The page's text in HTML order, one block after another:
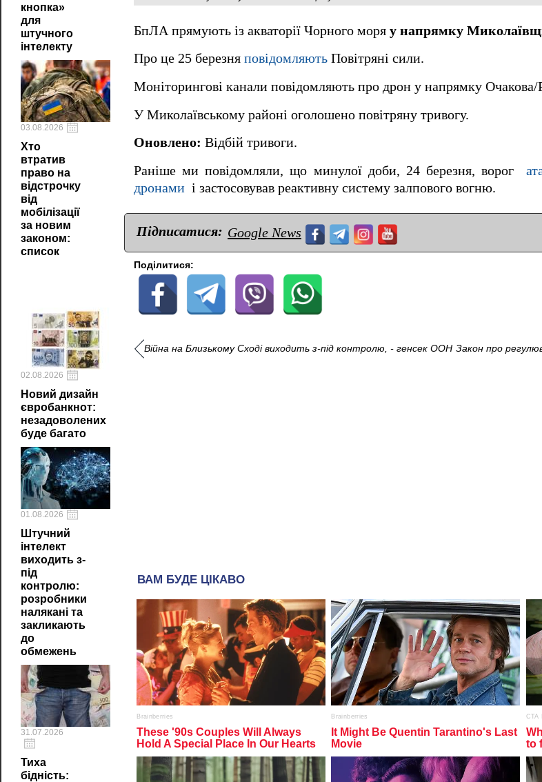
кнопка»
для
штучного
інтелекту
03.08.2026
Хто
втратив
право на
відстрочку
від
мобілізації
за новим
законом:
список
02.08.2026
Новий дизайн
євробанкнот:
незадоволених
буде багато
01.08.2026
Штучний
інтелект
виходить з-
під
контролю:
розробники
налякані та
закликають
до
обмежень
31.07.2026
Тиха
бідність:
БпЛА прямують із акваторії Чорного моря у напрямку
Про це 25 березня повідомляють Повітряні сили.
Моніторингові канали повідомляють про дрон у напрямку Очакова/
У Миколаївському районі оголошено повітряну тривогу.
Оновлено: Відбій тривоги.
Раніше ми повідомляли, що минулої доби, 24 березня, ворог
дронами і застосовував реактивну систему залпового вогню.
Підписатися: Google News
Поділитися:
Війна на Близькому Сході виходить з-під контролю, - генсек ООН Закон про